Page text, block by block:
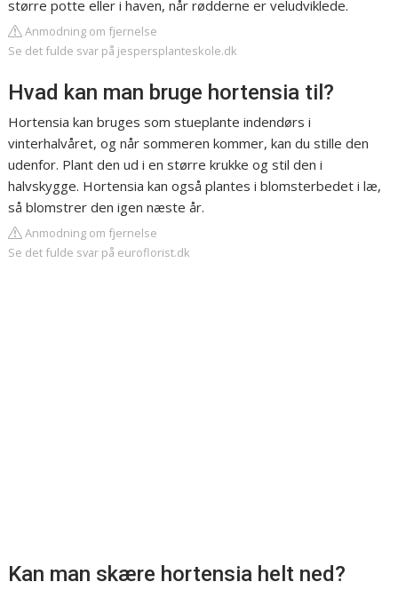
større potte eller i haven, når rødderne er veludviklede.
Anmodning om fjernelse
Se det fulde svar på jespersplanteskole.dk
Hvad kan man bruge hortensia til?
Hortensia kan bruges som stueplante indendørs i
vinterhalvåret, og når sommeren kommer, kan du stille den
udenfor. Plant den ud i en større krukke og stil den i
halvskygge. Hortensia kan også plantes i blomsterbedet i læ,
så blomstrer den igen næste år.
Anmodning om fjernelse
Se det fulde svar på euroflorist.dk
Kan man skære hortensia helt ned?